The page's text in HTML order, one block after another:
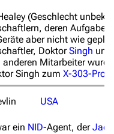
(Geschlecht
deren Aufgabe
aber nicht wie
DoktorSingh
anderen Mitarbeiter
Singh zum X-303-
USA
ein NID-Agent, der